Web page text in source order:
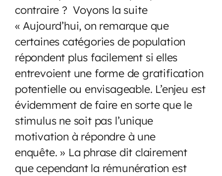
contraire ? Voyons la suite
« Aujourd’hui, on remarque que
certaines catégories de population
répondent plus facilement si elles
entrevoient une forme de gratification
potentielle ou envisageable. L’enjeu est
évidemment de faire en sorte que le
stimulus ne soit pas l’unique
motivation à répondre à une
enquête. » La phrase dit clairement
que cependant la rémunération est